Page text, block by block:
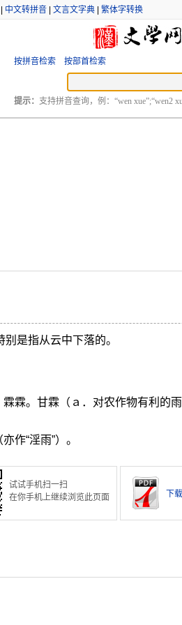
中文转拼音| 文言文字典| 繁体字转换
按拼音检索 按部首检索
提示： 支持拼音查询，例：“wen xue”;“wen2
是指从云中下落的。
霖。甘霖（ａ．对农作物有利的雨
作“淫雨”）。
试试手机扫一扫
在你手机上继续浏览此页面
下